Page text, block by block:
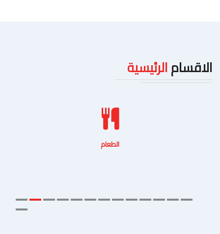
الاقسامالرئيسية
الطعام